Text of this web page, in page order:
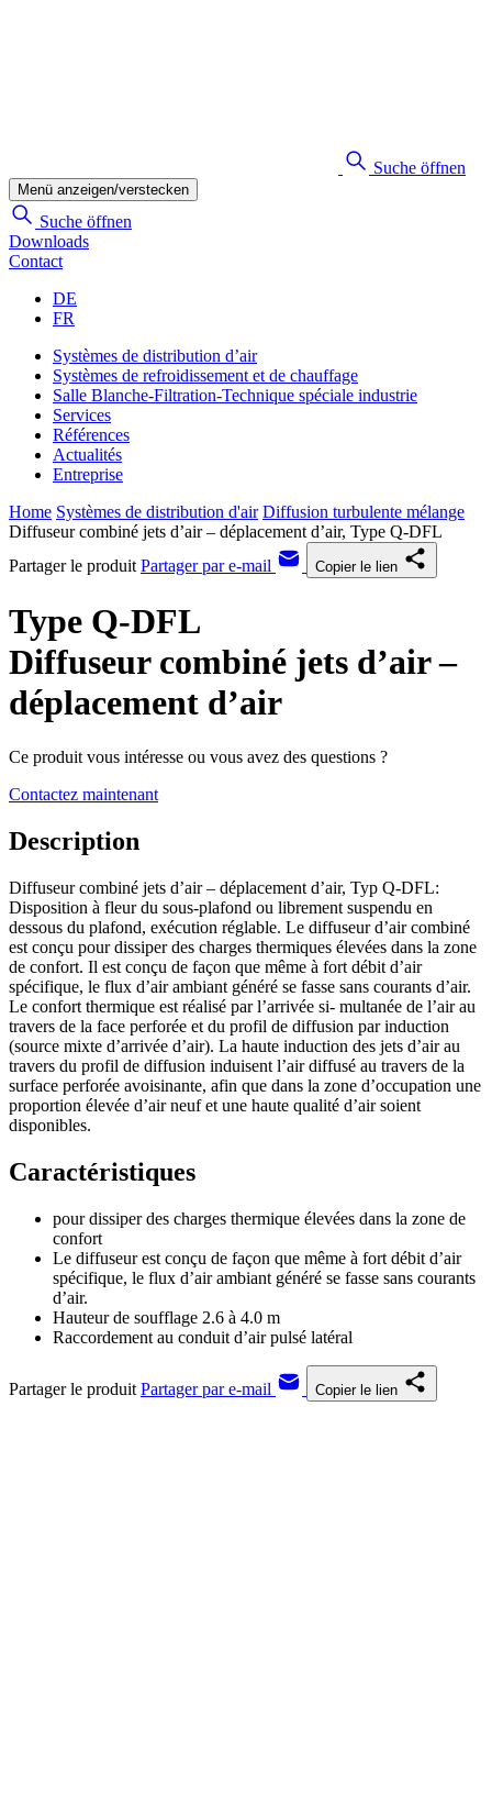
Suche öffnen
Menü anzeigen/verstecken
Suche öffnen
Downloads
Contact
DE
FR
Systèmes de distribution d’air
Systèmes de refroidissement et de chauffage
Salle Blanche-Filtration-Technique spéciale industrie
Services
Références
Actualités
Entreprise
Home Systèmes de distribution d'air Diffusion turbulente mélange
Diffuseur combiné jets d’air – déplacement d’air, Type Q-DFL
Partager le produit Partager par e-mail Copier le lien
Type Q-DFL
Diffuseur combiné jets d’air –
déplacement d’air
Ce produit vous intéresse ou vous avez des questions ?
Contactez maintenant
Description
Diffuseur combiné jets d’air – déplacement d’air, Typ Q-DFL:
Disposition à fleur du sous-plafond ou librement suspendu en
dessous du plafond, exécution réglable. Le diffuseur d’air combiné
est conçu pour dissiper des charges thermiques élevées dans la zone
de confort. Il est conçu de façon que même à fort débit d’air
spécifique, le flux d’air ambiant généré se fasse sans courants d’air.
Le confort thermique est réalisé par l’arrivée si- multanée de l’air au
travers de la face perforée et du profil de diffusion par induction
(source mixte d’arrivée d’air). La haute induction des jets d’air au
travers du profil de diffusion induisent l’air diffusé au travers de la
surface perforée avoisinante, afin que dans la zone d’occupation une
proportion élevée d’air neuf et une haute qualité d’air soient
disponibles.
Caractéristiques
pour dissiper des charges thermique élevées dans la zone de
confort
Le diffuseur est conçu de façon que même à fort débit d’air
spécifique, le flux d’air ambiant généré se fasse sans courants
d’air.
Hauteur de soufflage 2.6 à 4.0 m
Raccordement au conduit d’air pulsé latéral
Partager le produit Partager par e-mail Copier le lien